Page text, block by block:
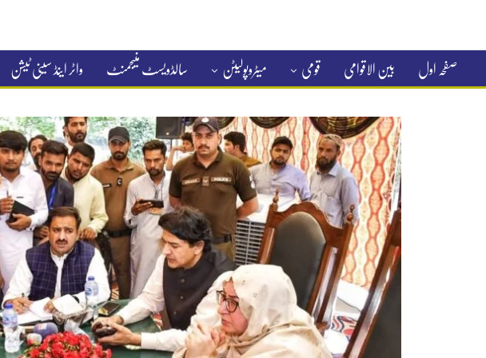
صفحہ اول بین الاقوامی قومی میٹروپولیٹن سالڈویسٹ منیجمنٹ واٹر اینڈ سینی ٹیشن